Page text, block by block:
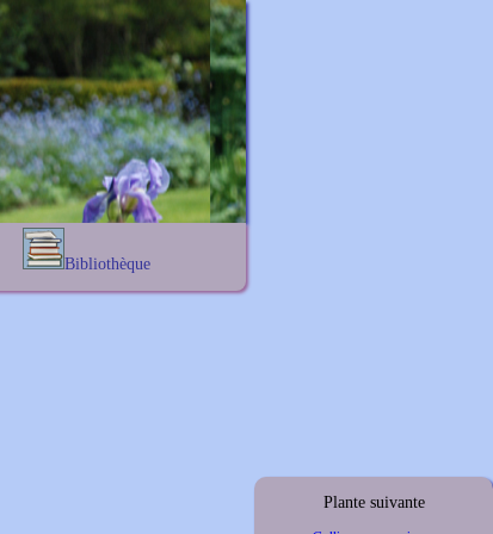
Bibliothèque
Lexique noms propres
Plante suivante